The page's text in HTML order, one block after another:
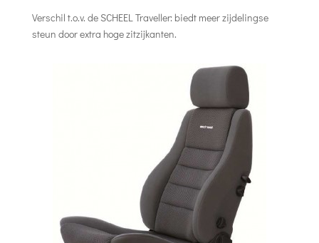
Verschil t.o.v. de SCHEEL Traveller: biedt meer zijdelingse
steun door extra hoge zitzijkanten.